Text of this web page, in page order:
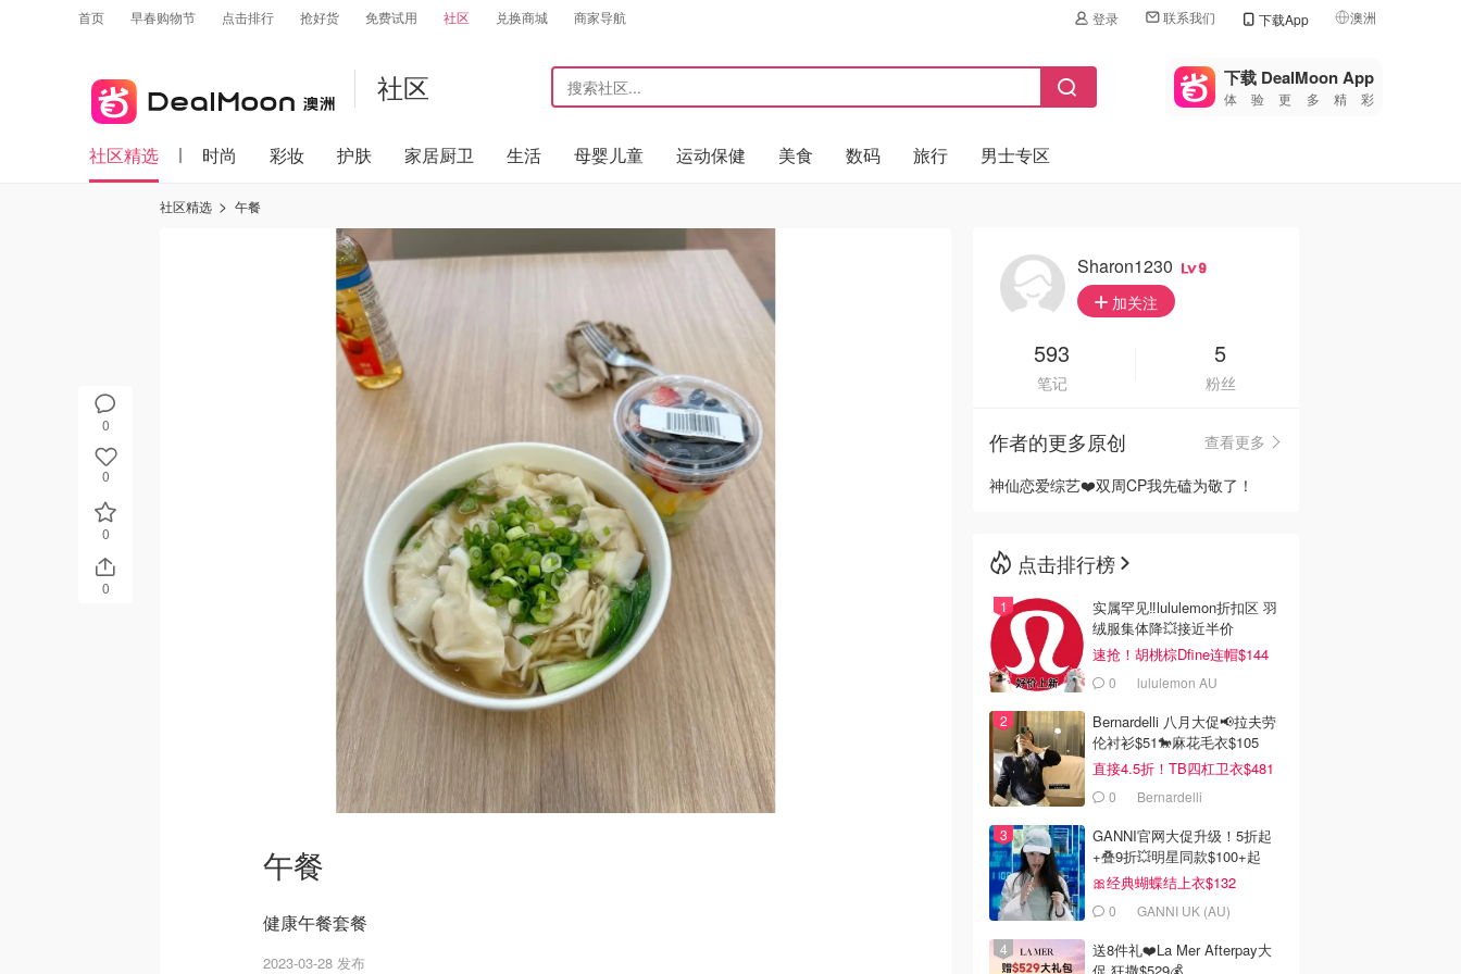
首页 早春购物节 点击排行 抢好货 免费试用 社区 兑换商城 商家导航 登录 联系我们 下载App 澳洲
🇺🇸
🇨🇳 中国
🇦🇺
🇳🇿新西兰
社区 下载 DealMoon App
体验更多精彩
社区精选 时尚 彩妆 护肤 家居厨卫 生活 母婴儿童 运动保健 美食 数码 旅行 男士专区
0
0
0
0
社区精选 午餐
午餐
健康午餐套餐
2023-03-28 发布
Sharon1230 9
加关注
593
笔记
5
粉丝
作者的更多原创
查看更多
神仙恋爱综艺❤️双周CP我先磕为敬了！
点击排行榜
实属罕见‼️lululemon折扣区 羽
绒服集体降💥接近半价
速抢！胡桃棕Dfine连帽$144
0 lululemon AU
Bernardelli 八月大促📢拉夫劳
伦衬衫$51🐎麻花毛衣$105
直接4.5折！TB四杠卫衣$481
0 Bernardelli
GANNI官网大促升级！5折起
+叠9折💥明星同款$100+起
🎀经典蝴蝶结上衣$132
0 GANNI UK (AU)
送8件礼❤️La Mer Afterpay大